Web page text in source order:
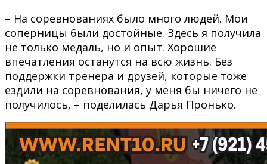
– На соревнованиях было много людей. Мои
соперницы были достойные. Здесь я получила
не только медаль, но и опыт. Хорошие
впечатления останутся на всю жизнь. Без
поддержки тренера и друзей, которые тоже
ездили на соревнования, у меня бы ничего не
получилось, – поделилась Дарья Пронько.